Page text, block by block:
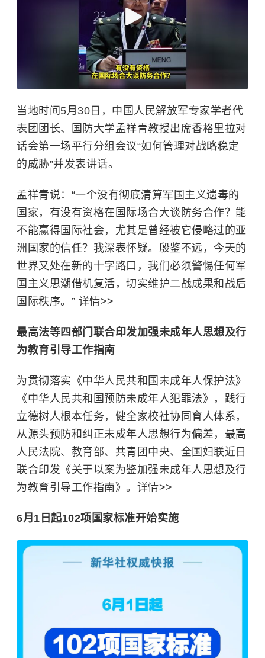
当地时间5月30日，中国人民解放军专家学者代
表团团长、国防大学孟祥青教授出席香格里拉对
话会第一场平行分组会议“如何管理对战略稳定
的威胁”并发表讲话。
孟祥青说：“一个没有彻底清算军国主义遗毒的
国家，有没有资格在国际场合大谈防务合作？能
不能赢得国际社会，尤其是曾经被它侵略过的亚
洲国家的信任？我深表怀疑。殷鉴不远，今天的
世界又处在新的十字路口，我们必须警惕任何军
国主义思潮借机复活，切实维护二战成果和战后
国际秩序。” 详情>>
最高法等四部门联合印发加强未成年人思想及行
为教育引导工作指南
为贯彻落实《中华人民共和国未成年人保护法》
《中华人民共和国预防未成年人犯罪法》，践行
立德树人根本任务，健全家校社协同育人体系，
从源头预防和纠正未成年人思想行为偏差，最高
人民法院、教育部、共青团中央、全国妇联近日
联合印发《关于以案为鉴加强未成年人思想及行
为教育引导工作指南》。详情>>
6月1日起102项国家标准开始实施